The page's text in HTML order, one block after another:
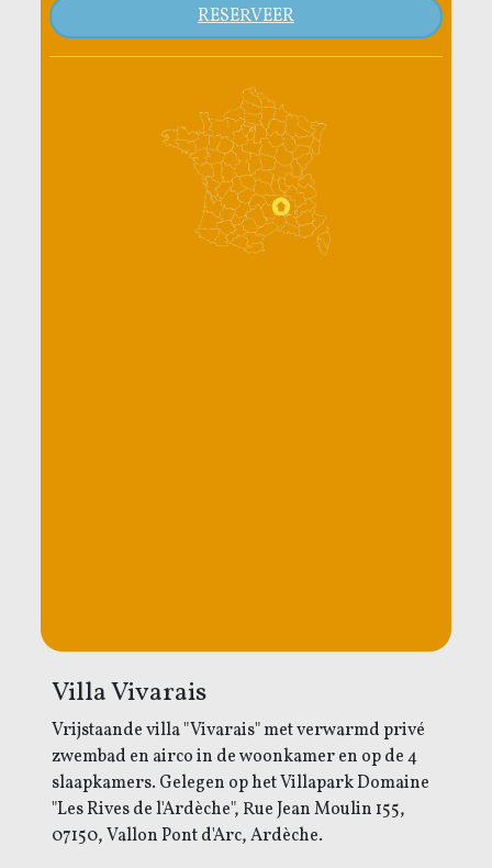
Villa Vivarais
Vrijstaande villa "Vivarais" met verwarmd privé
zwembad en airco in de woonkamer en op de 4
slaapkamers. Gelegen op het Villapark Domaine
"Les Rives de l'Ardèche", Rue Jean Moulin 155,
07150, Vallon Pont d'Arc, Ardèche.
RESERVEER